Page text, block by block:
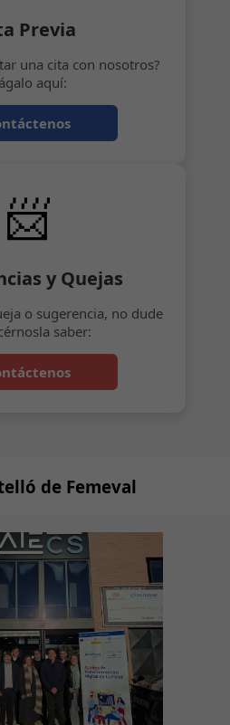
Previa
una cita con nosotros?
aquí:
📨
y Quejas
o sugerencia, no dude
saber:
de Femeval